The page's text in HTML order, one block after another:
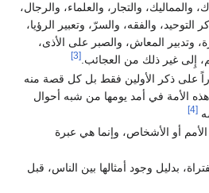
والمماليك، والتجار، والعلماء، والرجال،
التوحيد، والفقه، والسرّ، وتعبير الرؤيا،
وتدبير المعاش، والصبر على الأذى،
إِلى غير ذلك من العجائب. [3]
على ذكر الأولين فقط بل كل قصة منه
الأمة في أمد يومها من شبه أحوال
[4]
الأمم أو الأشخاص، وإنما هي عبرة
بدليل وجود أمثالها بين الناس، قبل